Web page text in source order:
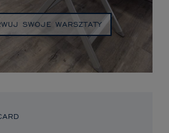
SWOJE WARSZTATY